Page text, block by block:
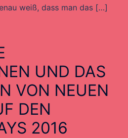
weiß, dass man das […]
UND DAS
VON NEUEN
DEN
2016